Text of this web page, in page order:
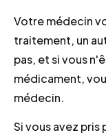
Votre médecin
traitement, un
pas, et si vous
médicament,
médecin.
Si vous avez pris